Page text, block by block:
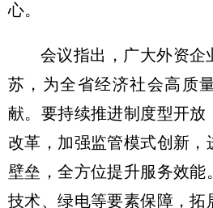
心。
会议指出，广大外资企
苏，为全省经济社会高质
献。要持续推进制度型开放
改革，加强监管模式创新，
壁垒，全方位提升服务效能
技术、绿电等要素保障，拓